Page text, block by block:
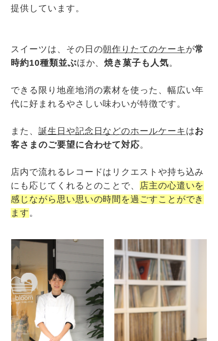
提供しています。
スイーツは、その日の朝作りたてのケーキ が常
時約10種類並ぶほか、焼き菓子も人気。
できる限り地産地消の素材を使った、幅広い年
代に好まれるやさしい味わいが特徴です。
また、誕生日や記念日などのホールケーキ はお
客さまのご要望に合わせて対応。
店内で流れるレコードはリクエストや持ち込み
にも応じてくれるとのことで、 店主の心遣いを
感じながら思い思いの時間を過ごすことができ
ます 。